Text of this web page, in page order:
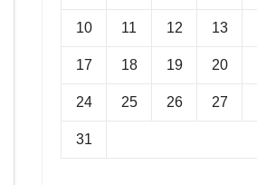
10 11 12 13
17 18 19 20
24 25 26 27
31